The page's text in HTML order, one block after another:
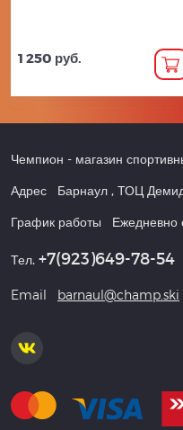
1 250 руб.
Чемпион - магазин
Адрес Барнаул , ТОЦ
График работы
Тел. +7(923)649-78-54
Email barnaul@champ.ski